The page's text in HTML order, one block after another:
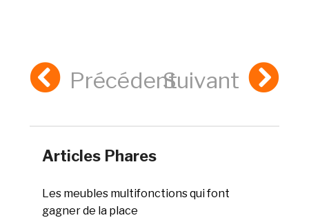
PrécédentSuivant
Articles Phares
Les meubles multifonctions qui font
gagner de la place